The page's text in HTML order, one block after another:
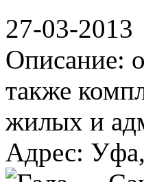
27-03-2013
Описание:
также
жилых и
Адрес: